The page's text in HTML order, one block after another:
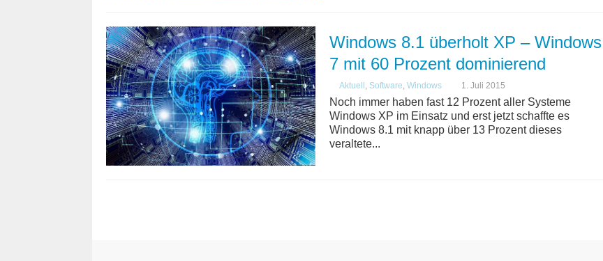
Windows 8.1 überholt XP – Windows
7 mit 60 Prozent dominierend
Aktuell , Software, Windows 1. Juli 2015
Noch immer haben fast 12 Prozent aller Systeme
Windows XP im Einsatz und erst jetzt schaffte es
Windows 8.1 mit knapp über 13 Prozent dieses
veraltete...